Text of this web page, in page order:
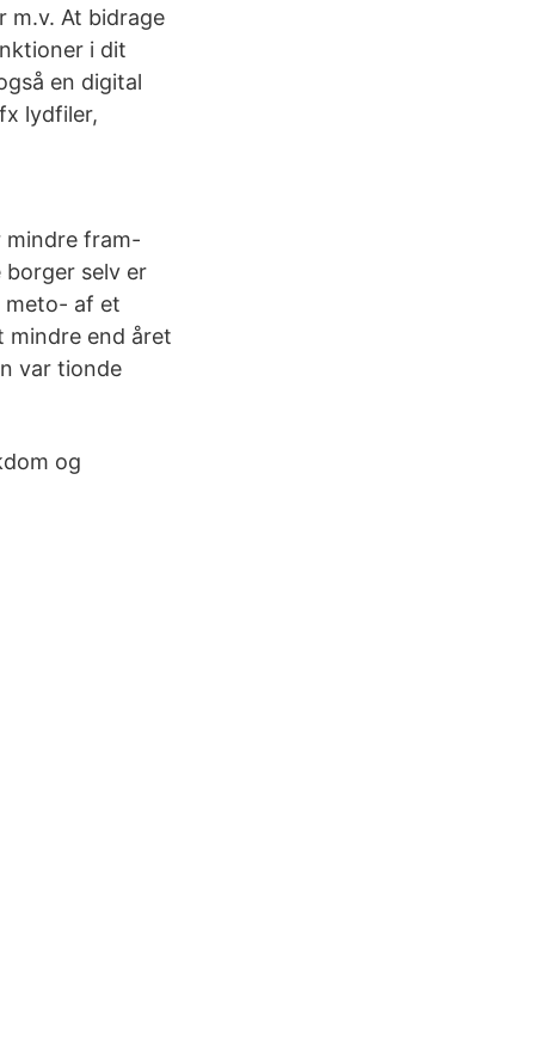
m.v. At bidrage
i dit
en digital
lydfiler,
mindre fram-
selv er
meto- af et
mindre end året
var tionde
og